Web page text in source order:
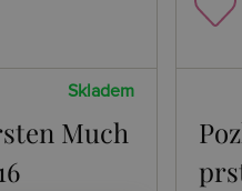
Skladem
Much